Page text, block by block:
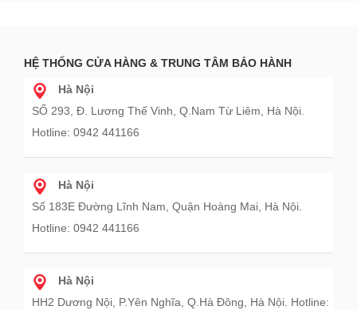
HỆ THỐNG CỬA HÀNG & TRUNG TÂM BẢO HÀNH
Hà Nội
SỐ 293, Đ. Lương Thế Vinh, Q.Nam Từ Liêm, Hà Nội.
Hotline: 0942 441166
Hà Nội
Số 183E Đường Lĩnh Nam, Quận Hoàng Mai, Hà Nội.
Hotline: 0942 441166
Hà Nội
HH2 Dương Nội, P.Yên Nghĩa, Q.Hà Đông, Hà Nội. Hotline: